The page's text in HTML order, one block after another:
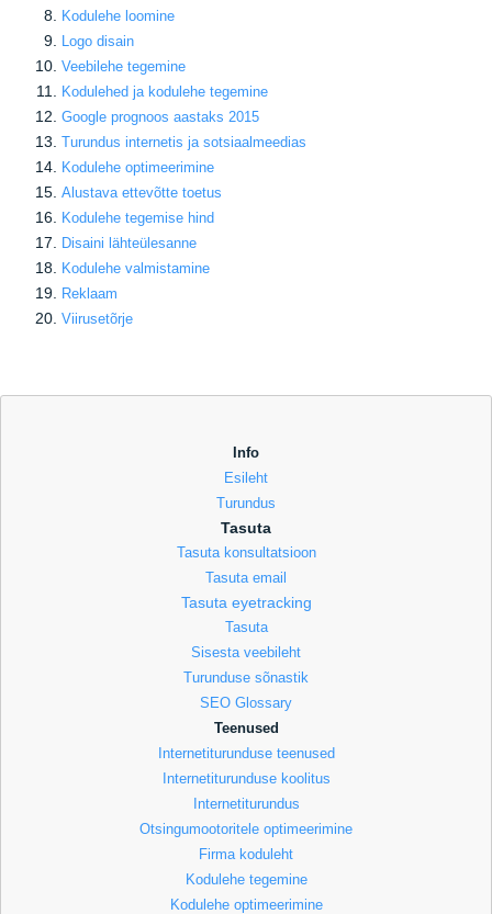
Kodulehe loomine
Logo disain
Veebilehe tegemine
Kodulehed ja kodulehe tegemine
Google prognoos aastaks 2015
Turundus internetis ja sotsiaalmeedias
Kodulehe optimeerimine
Alustava ettevõtte toetus
Kodulehe tegemise hind
Disaini lähteülesanne
Kodulehe valmistamine
Reklaam
Viirusetõrje
Info
Esileht
Turundus
Tasuta
Tasuta konsultatsioon
Tasuta email
Tasuta eyetracking
Tasuta
Sisesta veebileht
Turunduse sõnastik
SEO Glossary
Teenused
Internetiturunduse teenused
Internetiturunduse koolitus
Internetiturundus
Otsingumootoritele optimeerimine
Firma koduleht
Kodulehe tegemine
Kodulehe optimeerimine